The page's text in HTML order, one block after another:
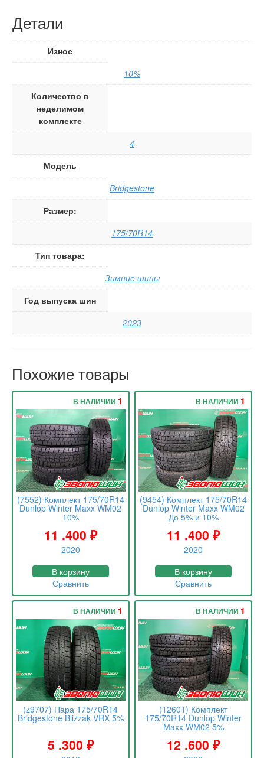
Детали
Износ
10%
Количество в
неделимом
комплекте
4
Модель
Bridgestone
Размер:
175/70R14
Тип товара:
Зимние шины
Год выпуска шин
2023
Похожие товары
(7552) Комплект 175/70R14
Dunlop Winter Maxx WM02
10%
11 .400 ₽
2020
В НАЛИЧИИ 1
В корзину
Сравнить
(9454) Комплект 175/70R14
Dunlop Winter Maxx WM02
До 5% и 10%
11 .400₽
2020
В НАЛИЧИИ 1
В корзину
Сравнить
(z9707) Пара 175/70R14
Bridgestone Blizzak VRX 5%
5 .300 ₽
В НАЛИЧИИ 1
(12601) Комплект
175/70R14 Dunlop Winter
Maxx WM02 5%
12 .600₽
В НАЛИЧИИ 1